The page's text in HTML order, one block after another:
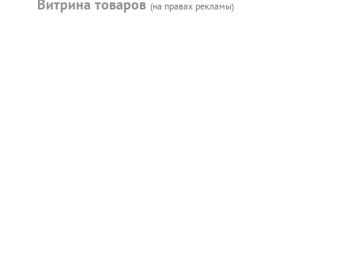
Витрина товаров (на правах рекламы)